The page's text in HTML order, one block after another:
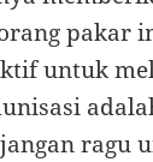
pakar
untuk
ragu